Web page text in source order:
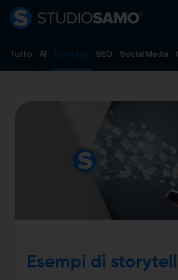
Tutto AI Strategy SEO Social Media
Esempi di